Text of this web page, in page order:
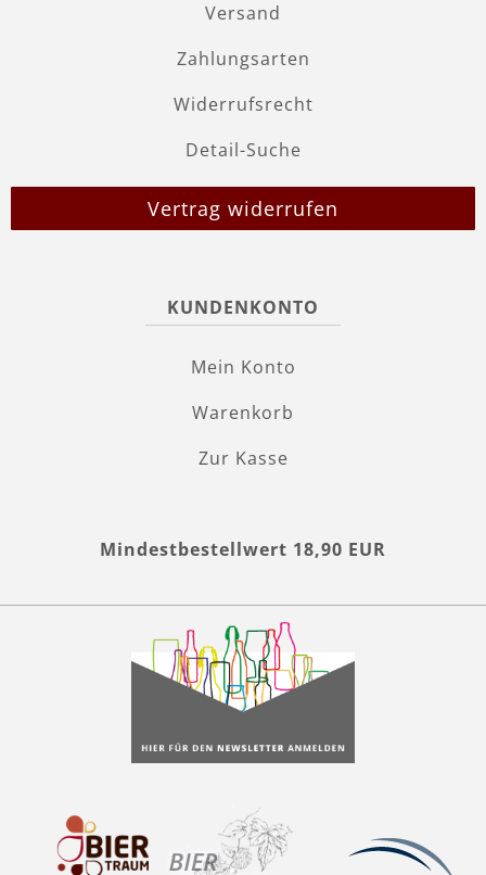
Versand
Zahlungsarten
Widerrufsrecht
Detail-Suche
Vertrag widerrufen
KUNDENKONTO
Mein Konto
Warenkorb
Zur Kasse
Mindestbestellwert 18,90 EUR